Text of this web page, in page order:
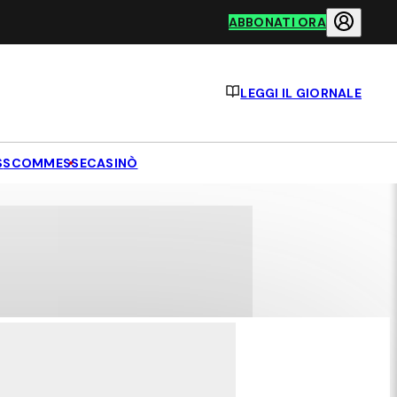
ABBONATI ORA
LEGGI IL GIORNALE
SCOMMESSECASINÒ